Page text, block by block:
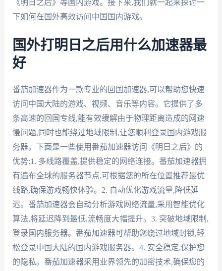
《明日之后》等国内游戏。接下来,我们就一起来探讨一
下如何在国外高效访问中国国内游戏。
国外打明日之后用什么加速器最
好
番茄加速器作为一款专业的回国加速器,可以帮助您快速
访问中国大陆的游戏、视频、音乐等内容。它提供了多
条高速的回国专线,能有效缓解由于物理距离造成的网速
慢问题,同时也能绕过地域限制,让您顺利登录国内游戏服
务器。下面是一些使用番茄加速器访问《明日之后》的
优势:1. 多线路覆盖,提供稳定的网络连接。番茄加速器拥
有遍布全球的服务器节点,可根据您的所在位置推荐最优
线路,确保游戏畅快体验。2. 自动优化游戏流量,降低延
迟。番茄加速器会自动分析游戏网络流量,采用智能优化
算法,将延迟降到最低,流畅度大幅提升。3. 突破地域限制,
登录国内服务器。番茄加速器可帮助您绕过地域封锁,轻
松登录中国大陆的国内游戏服务器。4. 安全稳定,保护您
的隐私。番茄加速器采用业界领先的加密技术,确保您的